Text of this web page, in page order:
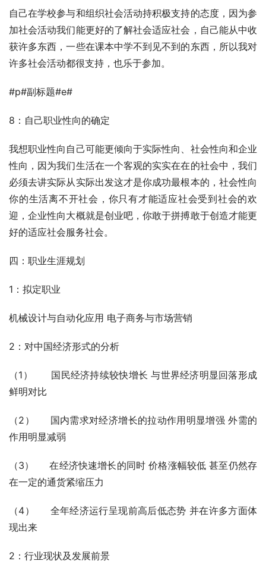
自己在学校参与和组织社会活动持积极支持的态度，因为参
加社会活动我们能更好的了解社会适应社会，自己能从中收
获许多东西，一些在课本中学不到见不到的东西，所以我对
许多社会活动都很支持，也乐于参加。
#p#副标题#e#
8：自己职业性向的确定
我想职业性向自己可能更倾向于实际性向、社会性向和企业
性向，因为我们生活在一个客观的实实在在的社会中，我们
必须去讲实际从实际出发这才是你成功最根本的，社会性向
你的生活离不开社会，你只有才能适应社会受到社会的欢
迎，企业性向大概就是创业吧，你敢于拼搏敢于创造才能更
好的适应社会服务社会。
四：职业生涯规划
1：拟定职业
机械设计与自动化应用 电子商务与市场营销
2：对中国经济形式的分析
（1）      国民经济持续较快增长 与世界经济明显回落形成
鲜明对比
（2）     国内需求对经济增长的拉动作用明显增强 外需的
作用明显减弱
（3）     在经济快速增长的同时 价格涨幅较低 甚至仍然存
在一定的通货紧缩压力
（4）     全年经济运行呈现前高后低态势 并在许多方面体
现出来
2：行业现状及发展前景